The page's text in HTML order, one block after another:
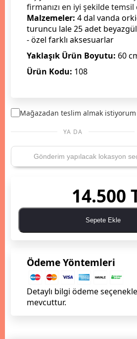
firmanızı en iyi şekilde temsil
Malzemeler: 4 dal vanda
turuncu lale 25 adet
- özel farklı aksesuarlar
Yaklaşık Ürün Boyutu: 60
Ürün Kodu: 108
Mağazadan teslim almak istiyorum
YA DA
14.500
Sepete Ekle
Ödeme Yöntemleri
Detaylı bilgi ödeme
mevcuttur.